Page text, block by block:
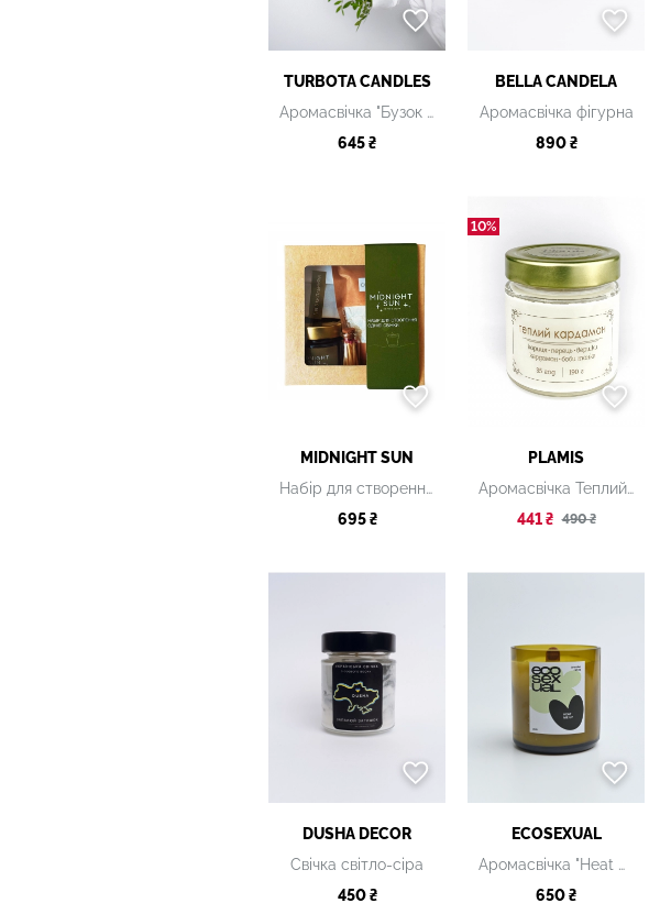
TURBOTA CANDLES
Аромасвічка "Бузок і тюльпани", 250 мл
645 ₴
BELLA CANDELA
Аромасвічка фігурна
890 ₴
MIDNIGHT SUN
Набір для створення свічки "Арабська ніч"
695 ₴
10%
PLAMIS
Аромасвічка Теплий кардамон 190 г
441 ₴ 490 ₴
DUSHA DECOR
Свічка світло-сіра
450 ₴
ECOSEXUAL
Аромасвічка "Heat me ap"
650 ₴